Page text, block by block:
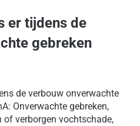
er tijdens de
gebreken
de verbouw onverwachte
Onverwachte gebreken,
verborgen vochtschade,